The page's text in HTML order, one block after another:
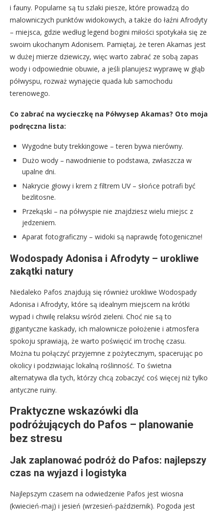
i fauny. Popularne są tu szlaki piesze, które prowadzą do
malowniczych punktów widokowych, a także do łaźni Afrodyty
– miejsca, gdzie według legend bogini miłości spotykała się ze
swoim ukochanym Adonisem. Pamiętaj, że teren Akamas jest
w dużej mierze dziewiczy, więc warto zabrać ze sobą zapas
wody i odpowiednie obuwie, a jeśli planujesz wyprawę w głąb
półwyspu, rozważ wynajęcie quada lub samochodu
terenowego.
Co zabrać na wycieczkę na Półwysep Akamas? Oto moja
podręczna lista:
Wygodne buty trekkingowe – teren bywa nierówny.
Dużo wody – nawodnienie to podstawa, zwłaszcza w
upalne dni.
Nakrycie głowy i krem z filtrem UV – słońce potrafi być
bezlitosne.
Przekąski – na półwyspie nie znajdziesz wielu miejsc z
jedzeniem.
Aparat fotograficzny – widoki są naprawdę fotogeniczne!
Wodospady Adonisa i Afrodyty – urokliwe
zakątki natury
Niedaleko Pafos znajdują się również urokliwe Wodospady
Adonisa i Afrodyty, które są idealnym miejscem na krótki
wypad i chwilę relaksu wśród zieleni. Choć nie są to
gigantyczne kaskady, ich malownicze położenie i atmosfera
spokoju sprawiają, że warto poświęcić im trochę czasu.
Można tu połączyć przyjemne z pożytecznym, spacerując po
okolicy i podziwiając lokalną roślinność. To świetna
alternatywa dla tych, którzy chcą zobaczyć coś więcej niż tylko
antyczne ruiny.
Praktyczne wskazówki dla
podróżujących do Pafos – planowanie
bez stresu
Jak zaplanować podróż do Pafos: najlepszy
czas na wyjazd i logistyka
Najlepszym czasem na odwiedzenie Pafos jest wiosna
(kwiecień-maj) i jesień (wrzesień-październik). Pogoda jest